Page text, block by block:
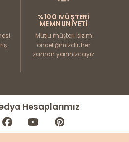
%100 MÜŞTERI
MEMNUNIYETI
Mutlu müşteri bizim
önceliğimizdir, her
zaman yanınızdayız
Hesaplarımız